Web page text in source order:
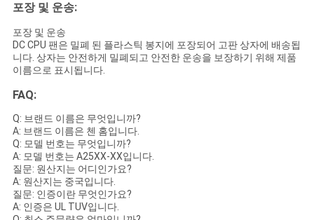
포장 및 운송:
포장 및 운송
DC CPU 팬은 밀폐 된 플라스틱 봉지에 포장되어 고판 상자에 배송됩
니다. 상자는 안전하게 밀폐되고 안전한 운송을 보장하기 위해 제품
이름으로 표시됩니다.
FAQ:
Q: 브랜드 이름은 무엇입니까?
A: 브랜드 이름은 첸 홈입니다.
Q: 모델 번호는 무엇입니까?
A: 모델 번호는 A25XX-XX입니다.
질문: 원산지는 어디인가요?
A: 원산지는 중국입니다.
질문: 인증이란 무엇인가요?
A: 인증은 UL TUV입니다.